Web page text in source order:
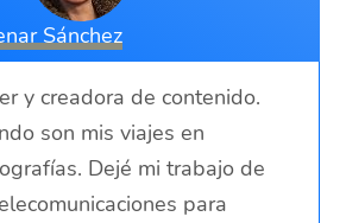
Sánchez
y creadora de contenido.
son mis viajes en
Dejé mi trabajo de
para